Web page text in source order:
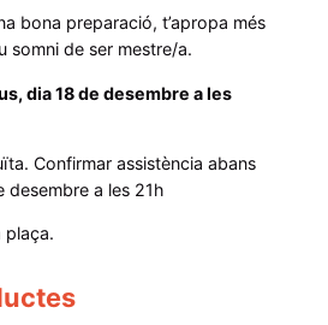
bona preparació, t’apropa més
somni de ser mestre/a.
dia 18 de desembre a les
Confirmar assistència abans
desembre a les 21h
plaça.